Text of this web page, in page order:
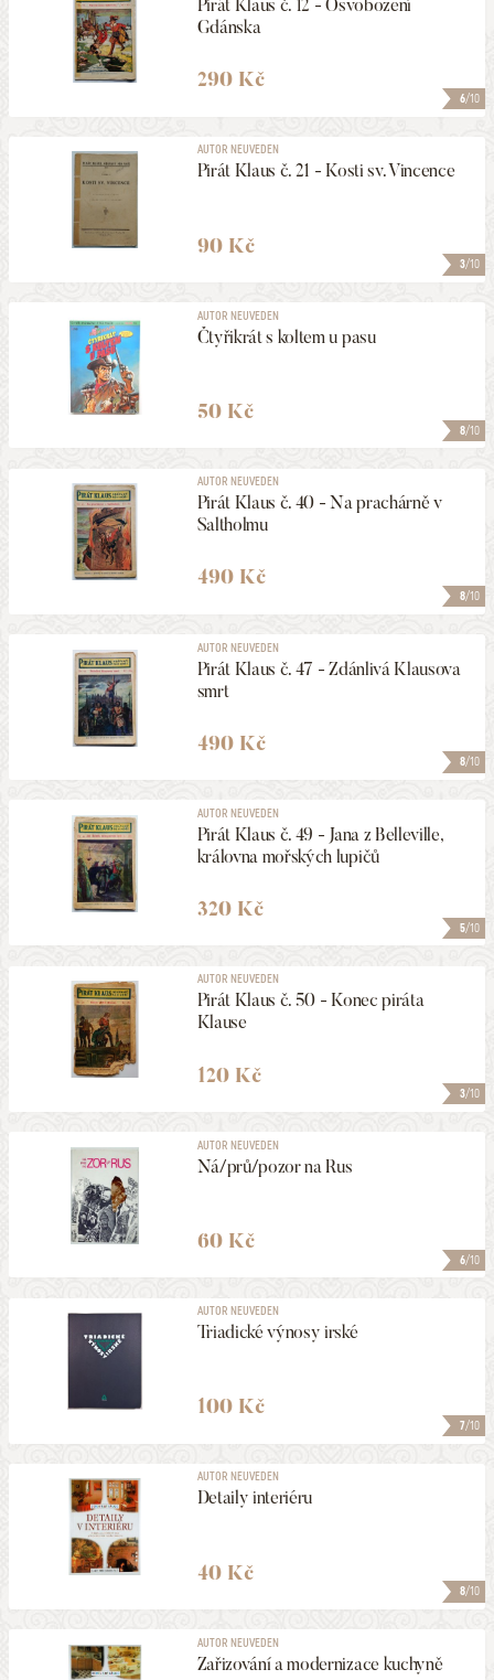
6/10
Pirát Klaus č. 12 - Osvobození
Gdánska
290 Kč
3/10
AUTOR NEUVEDEN
Pirát Klaus č. 21 - Kosti sv. Vincence
90 Kč
8/10
AUTOR NEUVEDEN
Čtyřikrát s koltem u pasu
50 Kč
8/10
AUTOR NEUVEDEN
Pirát Klaus č. 40 - Na prachárně v
Saltholmu
490 Kč
8/10
AUTOR NEUVEDEN
Pirát Klaus č. 47 - Zdánlivá Klausova
smrt
490 Kč
5/10
AUTOR NEUVEDEN
Pirát Klaus č. 49 - Jana z Belleville,
královna mořských lupičů
320 Kč
3/10
AUTOR NEUVEDEN
Pirát Klaus č. 50 - Konec piráta
Klause
120 Kč
6/10
AUTOR NEUVEDEN
Ná/prů/pozor na Rus
60 Kč
7/10
AUTOR NEUVEDEN
Triadické výnosy irské
100 Kč
8/10
AUTOR NEUVEDEN
Detaily interiéru
40 Kč
AUTOR NEUVEDEN
Zařizování a modernizace kuchyně